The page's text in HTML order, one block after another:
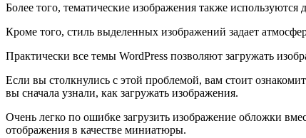
Более того, тематические изображения также
Кроме того, стиль выделенных изображений задает
Практически все темы WordPress позволяют загружать
Если вы столкнулись с этой проблемой, вам стоит
вы сначала узнали, как загружать изображения.
Очень легко по ошибке загрузить изображение обложки
отображения в качестве миниатюры.